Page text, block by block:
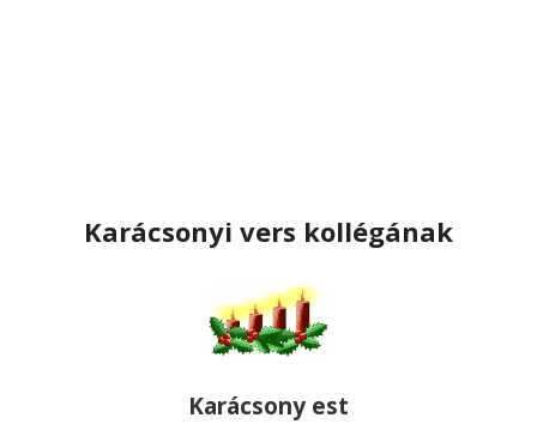
Karácsonyi vers kollégának
Karácsony est